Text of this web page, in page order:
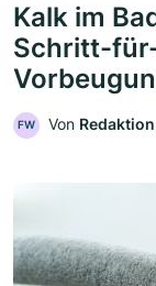
Kalk im
Schritt-
FW Von